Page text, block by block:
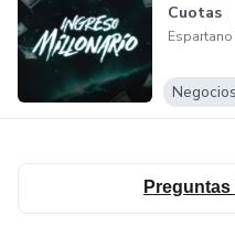
Cuotas